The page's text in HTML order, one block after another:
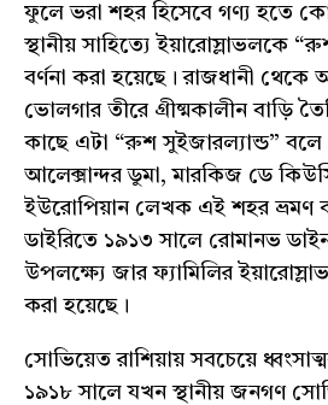
ফুলে ভরা শহর হিসেবে গণ্য হতে
স্থানীয় সাহিত্যে ইয়ারোস্লাভলকে
বর্ণনা করা হয়েছে। রাজধানী থেকে
ভোলগার তীরে গ্রীষ্মকালীন বাড়ি
কাছে এটা “রুশ সুইজারল্যান্ড” বলে
আলেক্সান্দর ডুমা, মারকিজ ডে
ইউরোপিয়ান লেখক এই শহর ভ্রমণ
ডাইরিতে ১৯১৩ সালে রোমানভ
উপলক্ষ্যে জার ফ্যামিলির
করা হয়েছে।
সোভিয়েত রাশিয়ায় সবচেয়ে
১৯১৮ সালে যখন স্থানীয় জনগণ